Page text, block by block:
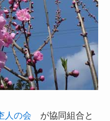
人の会 が協同組合と